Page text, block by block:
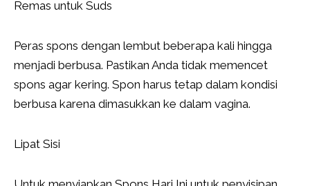
Remas untuk Suds
Peras spons dengan lembut beberapa kali hingga
menjadi berbusa. Pastikan Anda tidak memencet
spons agar kering. Spon harus tetap dalam kondisi
berbusa karena dimasukkan ke dalam vagina.
Lipat Sisi